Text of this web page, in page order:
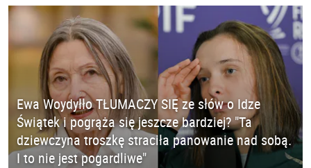
Ewa Woydyłło TŁUMACZY SIĘ ze słów o Idze
Świątek i pogrąża się jeszcze bardziej? "Ta
dziewczyna troszkę straciła panowanie nad sobą.
I to nie jest pogardliwe"